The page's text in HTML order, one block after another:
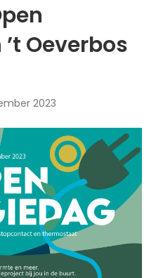
Oeverbos
2023